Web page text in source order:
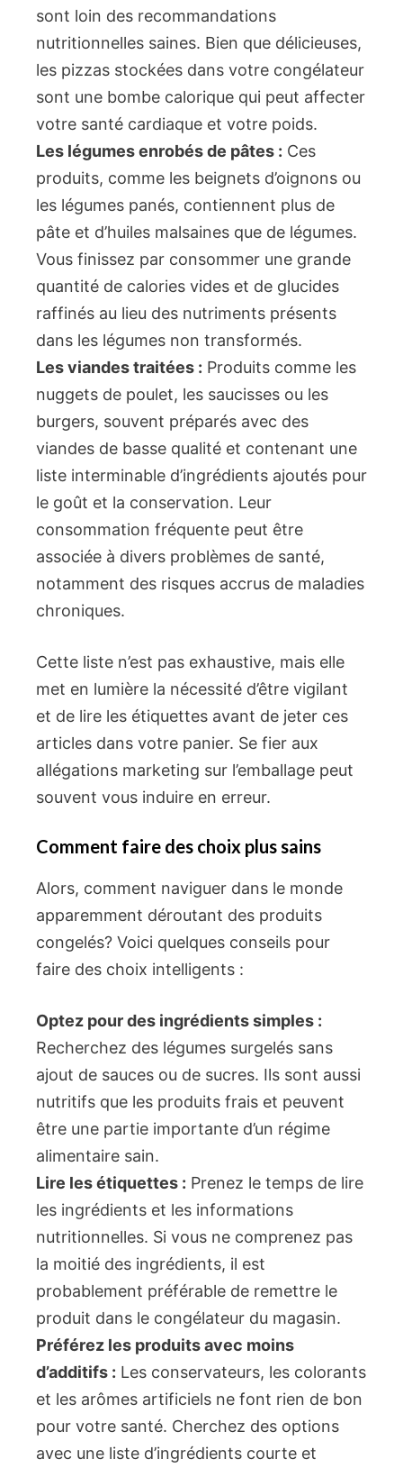
sont loin des recommandations
nutritionnelles saines. Bien que délicieuses,
les pizzas stockées dans votre congélateur
sont une bombe calorique qui peut affecter
votre santé cardiaque et votre poids.
Les légumes enrobés de pâtes : Ces
produits, comme les beignets d’oignons ou
les légumes panés, contiennent plus de
pâte et d’huiles malsaines que de légumes.
Vous finissez par consommer une grande
quantité de calories vides et de glucides
raffinés au lieu des nutriments présents
dans les légumes non transformés.
Les viandes traitées : Produits comme les
nuggets de poulet, les saucisses ou les
burgers, souvent préparés avec des
viandes de basse qualité et contenant une
liste interminable d’ingrédients ajoutés pour
le goût et la conservation. Leur
consommation fréquente peut être
associée à divers problèmes de santé,
notamment des risques accrus de maladies
chroniques.
Cette liste n’est pas exhaustive, mais elle
met en lumière la nécessité d’être vigilant
et de lire les étiquettes avant de jeter ces
articles dans votre panier. Se fier aux
allégations marketing sur l’emballage peut
souvent vous induire en erreur.
Comment faire des choix plus sains
Alors, comment naviguer dans le monde
apparemment déroutant des produits
congelés? Voici quelques conseils pour
faire des choix intelligents :
Optez pour des ingrédients simples :
Recherchez des légumes surgelés sans
ajout de sauces ou de sucres. Ils sont aussi
nutritifs que les produits frais et peuvent
être une partie importante d’un régime
alimentaire sain.
Lire les étiquettes : Prenez le temps de lire
les ingrédients et les informations
nutritionnelles. Si vous ne comprenez pas
la moitié des ingrédients, il est
probablement préférable de remettre le
produit dans le congélateur du magasin.
Préférez les produits avec moins
d’additifs : Les conservateurs, les colorants
et les arômes artificiels ne font rien de bon
pour votre santé. Cherchez des options
avec une liste d’ingrédients courte et